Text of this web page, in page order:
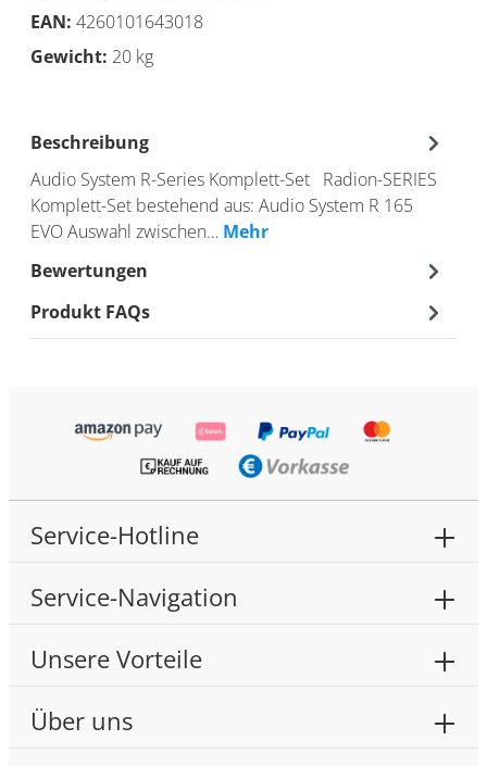
EAN: 4260101643018
Gewicht: 20 kg
Beschreibung
Audio System R-Series Komplett-Set Radion-SERIES
Komplett-Set bestehend aus: Audio System R 165
EVO Auswahl zwischen… Mehr
Bewertungen
Produkt FAQs
Service-Hotline
Service-Navigation
Unsere Vorteile
Über uns